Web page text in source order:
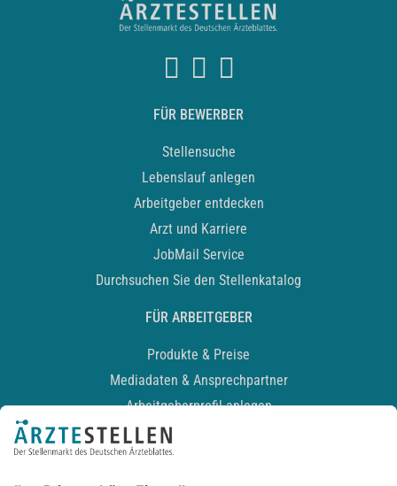
FÜR BEWERBER
Stellensuche
Lebenslauf anlegen
Arbeitgeber entdecken
Arzt und Karriere
JobMail Service
Durchsuchen Sie den Stellenkatalog
FÜR ARBEITGEBER
Produkte & Preise
Mediadaten & Ansprechpartner
Arbeitgeberprofil anlegen
Recruiting-Podcast